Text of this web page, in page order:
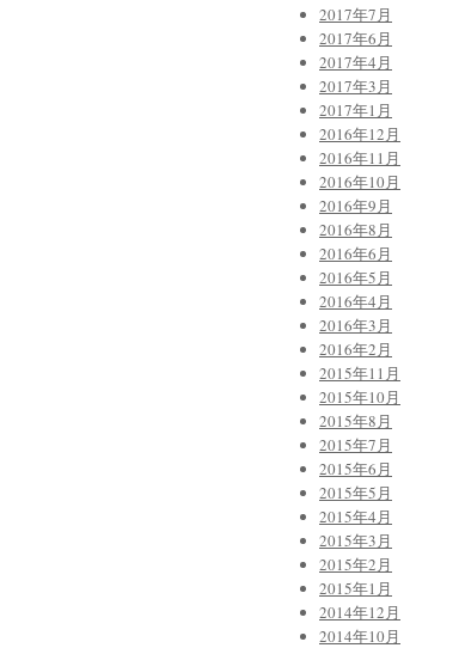
2017年7月
2017年6月
2017年4月
2017年3月
2017年1月
2016年12月
2016年11月
2016年10月
2016年9月
2016年8月
2016年6月
2016年5月
2016年4月
2016年3月
2016年2月
2015年11月
2015年10月
2015年8月
2015年7月
2015年6月
2015年5月
2015年4月
2015年3月
2015年2月
2015年1月
2014年12月
2014年10月